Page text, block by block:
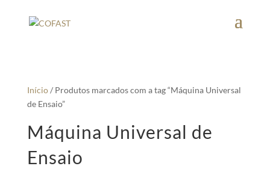
Início/ Produtos marcados com a tag “Máquina Universal
de Ensaio”
Máquina Universal de
Ensaio